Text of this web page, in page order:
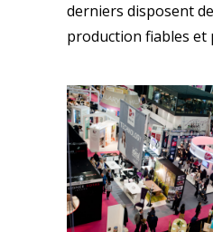
derniers disposent
production fiables et